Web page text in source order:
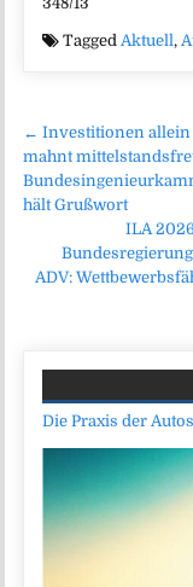
TaggedAktuell,
← Investitionen allein
mahnt
hält Grußwort
ILA
ADV:
Die Praxis der